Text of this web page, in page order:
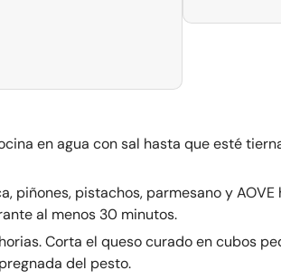
en agua con sal hasta que esté
piñones, pistachos, parmesano y
al menos 30 minutos.
Corta el queso curado en cubos
del pesto.